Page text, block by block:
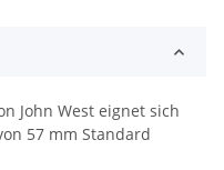
John West eignet sich
57 mm Standard